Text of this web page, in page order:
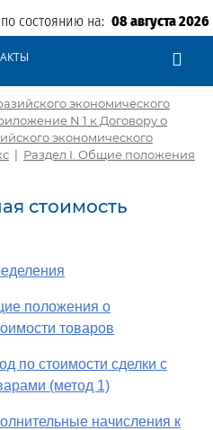
состоянию на: 08 августа 2026
экономического
N 1 к Договору о
экономического
| Раздел I. Общие положения
стоимость
положения о
товаров
по стоимости сделки с
(метод 1)
начисления к